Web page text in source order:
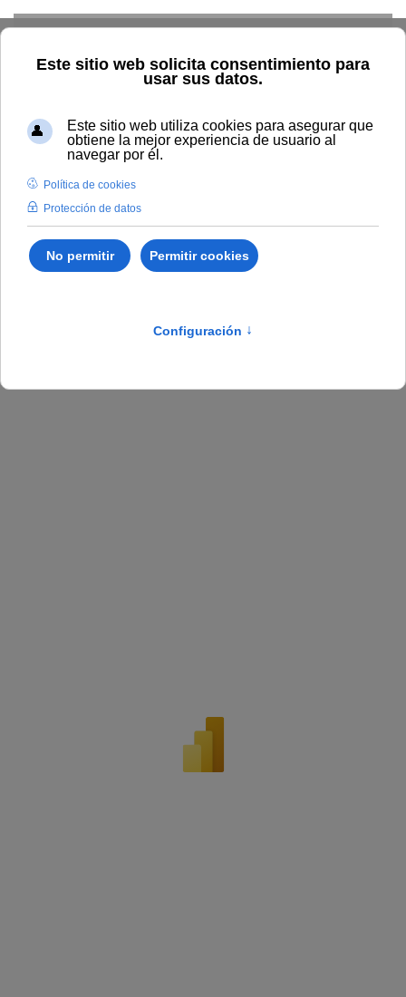
Conócenos Institucional Personal Académica Alumnado
Resultados
Inicio Transparencia Resultados
Estudiantes por
procedencia